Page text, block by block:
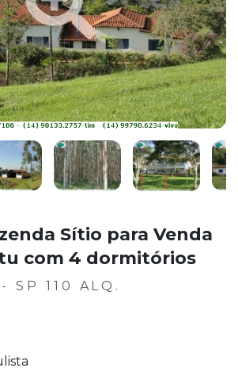
Sítio para Venda
com 4 dormitórios
SP 110 ALQ.